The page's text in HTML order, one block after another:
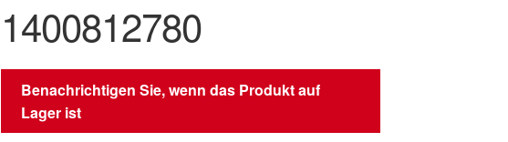
1400812780
Benachrichtigen Sie, wenn das Produkt auf
Lager ist